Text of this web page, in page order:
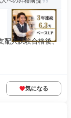
配人試験合格後、
気になる